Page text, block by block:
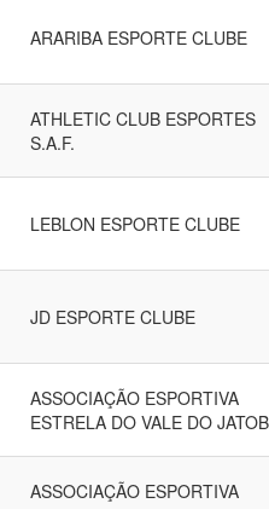
ARARIBA ESPORTE CLUBE
ATHLETIC CLUB ESPORTES
S.A.F.
LEBLON ESPORTE CLUBE
JD ESPORTE CLUBE
ASSOCIAÇÃO ESPORTIVA
ESTRELA DO VALE DO
ASSOCIAÇÃO ESPORTIVA